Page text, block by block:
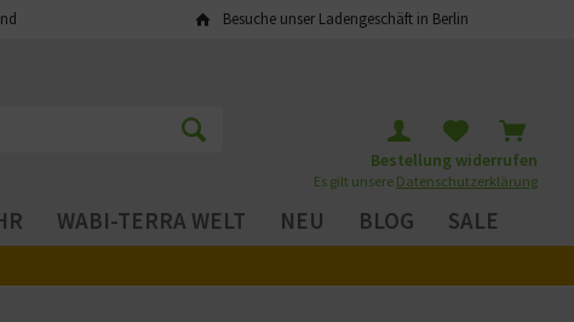
Besuche unser Ladengeschäft in Berlin
Bestellung widerrufen
Es gilt unsere Datenschutzerklärung
WABI-TERRA WELT NEU BLOG SALE